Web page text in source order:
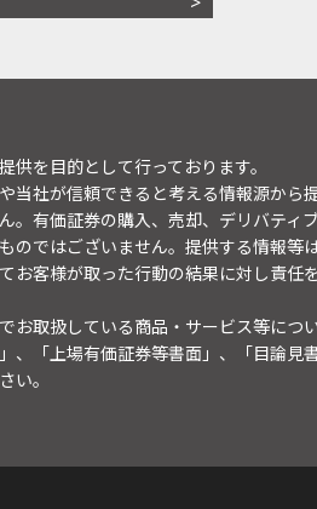
供を目的として行っております。
当社が信頼できると考える情報源か
。有価証券の購入、売却、デリバティ
のではございません。提供する情報
お客様が取った行動の結果に対し責
お取扱している商品・サービス等に
、「上場有価証券等書面」、「目論
い。